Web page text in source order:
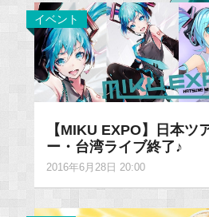
イベント
【MIKU EXPO】日本ツ
ー・台湾ライブ終了♪
2016年6月28日 20:00